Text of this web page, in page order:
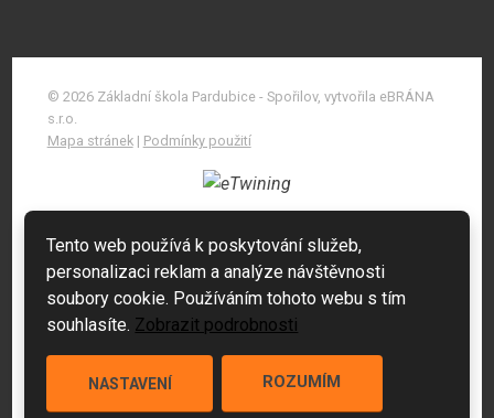
© 2026 Základní škola Pardubice - Spořilov, vytvořila eBRÁNA
s.r.o.
Mapa stránek| Podmínky použití
Tento web používá k poskytování služeb,
personalizaci reklam a analýze návštěvnosti
soubory cookie. Používáním tohoto webu s tím
souhlasíte. Zobrazit podrobnosti
NASTAVENÍ ROZUMÍM